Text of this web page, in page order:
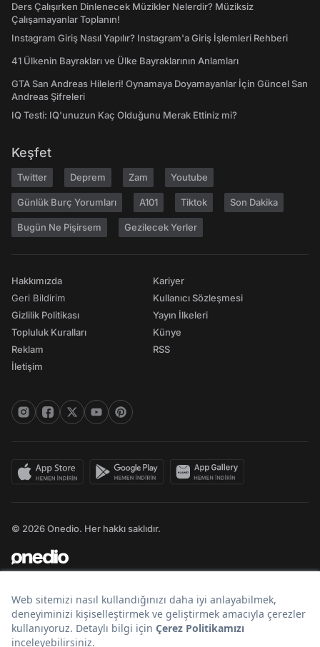
Ders Çalışırken Dinlenecek Müzikler Nelerdir? Müziksiz
Çalışamayanlar Toplanın!
Instagram Giriş Nasıl Yapılır? Instagram'a Giriş İşlemleri Rehberi
41 Ülkenin Bayrakları ve Ülke Bayraklarının Anlamları
GTA San Andreas Hileleri! Oynamaya Doyamayanlar İçin Güncel San
Andreas Şifreleri
IQ Testi: IQ'unuzun Kaç Olduğunu Merak Ettiniz mi?
Keşfet
Twitter Deprem Zam Youtube
Günlük Burç Yorumları A101 Tiktok Son Dakika
Bugün Ne Pişirsem Gezilecek Yerler
Hakkımızda
Geri Bildirim
Gizlilik Politikası
Topluluk Kuralları
Reklam
İletişim
Kariyer
Kullanıcı Sözleşmesi
Yayın İlkeleri
Künye
RSS
© 2026 Onedio. Her hakkı saklıdır.
Bir markasıdır.